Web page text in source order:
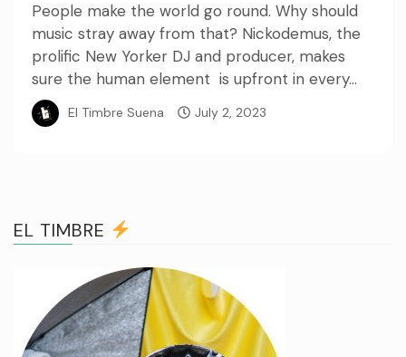
People make the world go round. Why should
music stray away from that? Nickodemus, the
prolific New Yorker DJ and producer, makes
sure the human element is upfront in every...
El Timbre Suena July 2, 2023
EL TIMBRE